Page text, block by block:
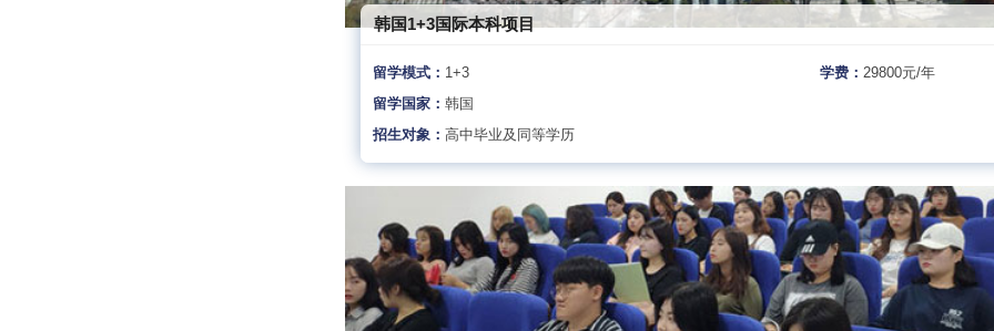
韩国1+3国际本科项目
留学模式： 1+3 学费：29800元/年
留学国家：韩国
招生对象： 高中毕业及同等学历